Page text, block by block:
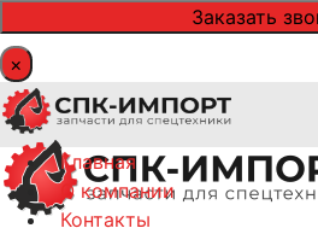
×
Главная
О компании
Контакты